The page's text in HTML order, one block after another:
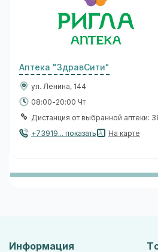
Аптека "ЗдравСити"
ул. Ленина, 144
08:00-20:00 Чт
Дистанция от выбранной аптеки:
+73919... показать
На карте
Информация